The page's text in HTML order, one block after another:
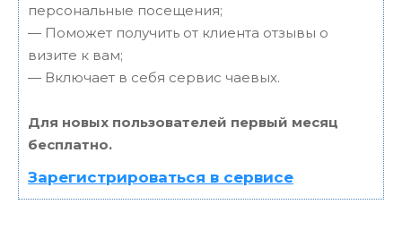
персональные посещения;
— Поможет получить от клиента отзывы о
визите к вам;
— Включает в себя сервис чаевых.
Для новых пользователей первый месяц
бесплатно.
Зарегистрироваться в сервисе